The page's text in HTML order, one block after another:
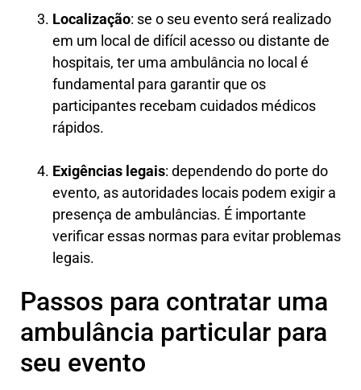
Localização: se o seu evento será realizado
em um local de difícil acesso ou distante de
hospitais, ter uma ambulância no local é
fundamental para garantir que os
participantes recebam cuidados médicos
rápidos.
Exigências legais: dependendo do porte do
evento, as autoridades locais podem exigir a
presença de ambulâncias. É importante
verificar essas normas para evitar problemas
legais.
Passos para contratar uma
ambulância particular para
seu evento